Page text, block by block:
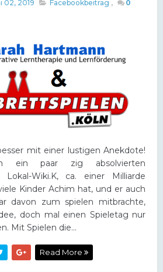
02, 2019 Facebookbeitrag ,
0
mit einer lustigen Anekdote!
ein paar zig absolvierten
Lokal-Wiki.K, ca. einer Milliarde
Kinder Achim hat, und er auch
davon zum spielen mitbrachte,
doch mal einen Spieletag nur
Mit Spielen die...
Read More